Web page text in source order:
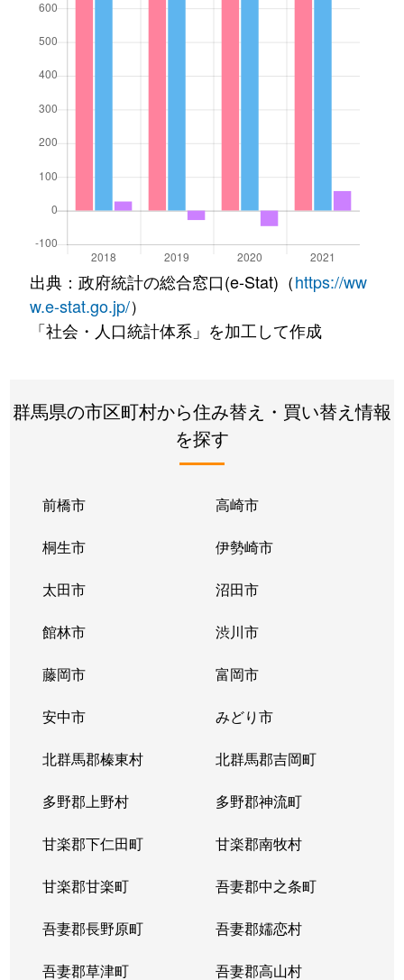
出典：政府統計の総合窓口(e-Stat)（https://ww
w.e-stat.go.jp/）
「社会・人口統計体系」を加工して作成
群馬県の市区町村から住み替え・買い替え情報
を探す
前橋市 高崎市
桐生市 伊勢崎市
太田市 沼田市
館林市 渋川市
藤岡市 富岡市
安中市 みどり市
北群馬郡榛東村 北群馬郡吉岡町
多野郡上野村 多野郡神流町
甘楽郡下仁田町 甘楽郡南牧村
甘楽郡甘楽町 吾妻郡中之条町
吾妻郡長野原町 吾妻郡嬬恋村
吾妻郡草津町 吾妻郡高山村